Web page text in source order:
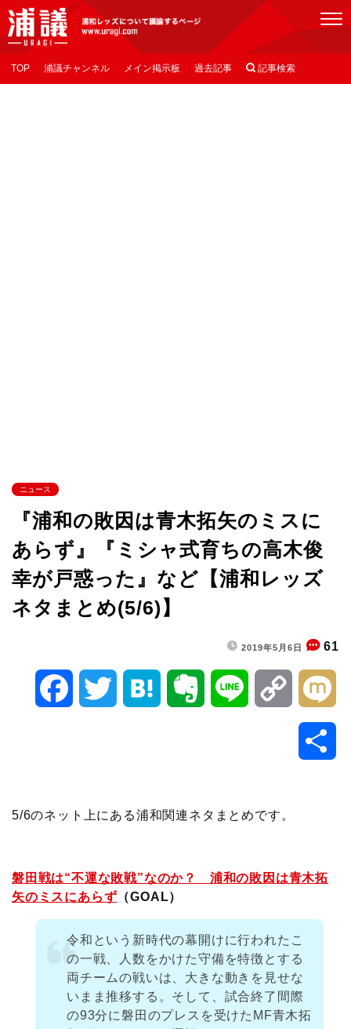
[浦議]浦和レッズについて議論するページ
TOP 浦議チャンネル メイン掲示板 過去記事  記事検索
ニュース
『浦和の敗因は青木拓矢のミスに
あらず』『ミシャ式育ちの高木俊
幸が戸惑った』など【浦和レッズ
ネタまとめ(5/6)】
2019年5月6日 61
o
k
e a o
e
o
i
k
5/6のネット上にある浦和関連ネタまとめです。
磐田戦は“不運な敗戦”なのか？ 浦和の敗因は青木拓
矢のミスにあらず （GOAL）
令和という新時代の幕開けに行われたこ
の一戦、人数をかけた守備を特徴とする
両チームの戦いは、大きな動きを見せな
いまま推移する。そして、試合終了間際
の93分に磐田のプレスを受けたMF青木拓